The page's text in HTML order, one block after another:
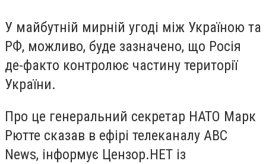
У майбутній мирній угоді між Україною та
РФ, можливо, буде зазначено, що Росія
де-факто контролює частину території
України.
Про це генеральний секретар НАТО Марк
Рютте сказав в ефірі телеканалу ABC
News, інформує Цензор.НЕТ із